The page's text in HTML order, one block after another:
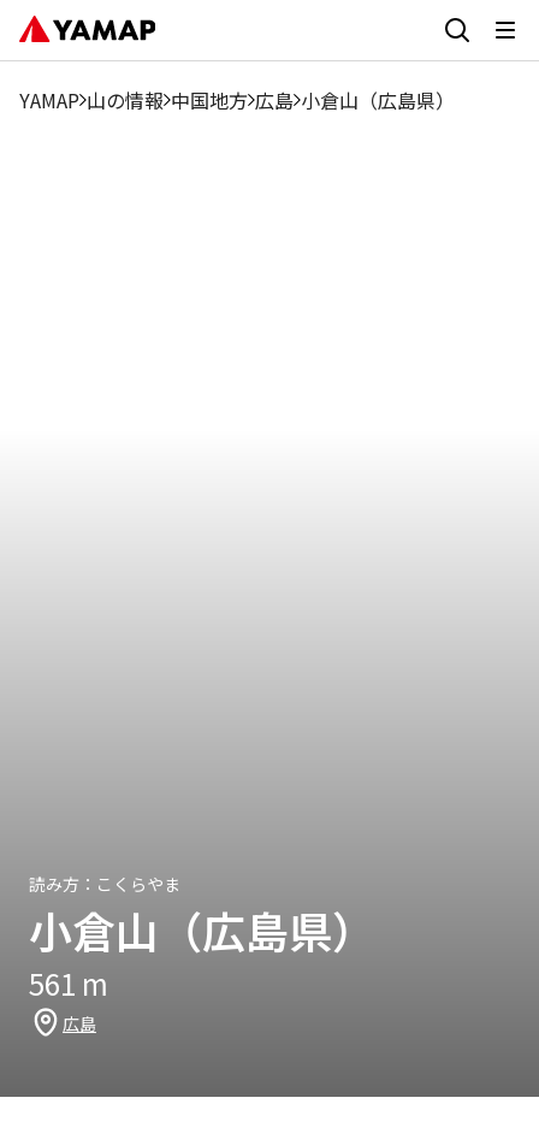
YAMAP 山の情報 中国地方 広島 小倉山（広島県）
読み方： こくらやま
小倉山（広島県）
561 m
広島
1月 2月 3月 4月 5月 6月 8月 9月
9.48%18.95%22.11%8.43%11.58%3.16%0%4.22%